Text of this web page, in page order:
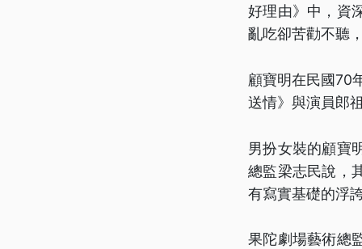
好理由》中，資
亂吃卻苦勸不聽
顧寶明在民國70
送情》與演員郎
男扮女裝的顧寶
總監梁志民說，
有寫實基礎的浮
果陀劇場藝術總